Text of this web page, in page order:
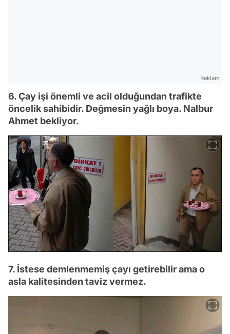
Reklam
6. Çay işi önemli ve acil olduğundan trafikte
öncelik sahibidir. Değmesin yağlı boya. Nalbur
Ahmet bekliyor.
7. İstese demlenmemiş çayı getirebilir ama o
asla kalitesinden taviz vermez.